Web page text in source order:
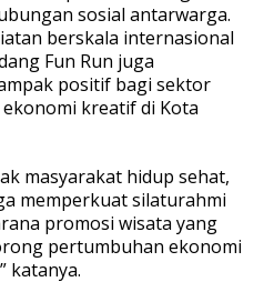
sosial antarwarga.
berskala internasional
Fun Run juga
positif bagi sektor
kreatif di Kota
masyarakat hidup sehat,
memperkuat silaturahmi
promosi wisata yang
pertumbuhan ekonomi
katanya.